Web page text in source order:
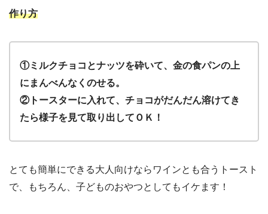
作り方
①ミルクチョコとナッツを砕いて、金の食パンの上
にまんべんなくのせる。
②トースターに入れて、チョコがだんだん溶けてき
たら様子を見て取り出してＯＫ！
とても簡単にできる大人向けならワインとも合うトースト
で、もちろん、子どものおやつとしてもイケます！